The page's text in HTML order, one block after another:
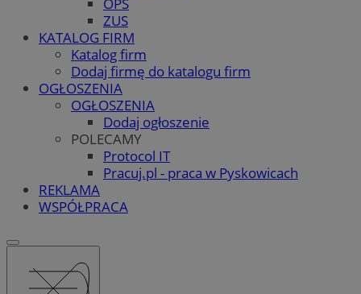
ZUS
KATALOG FIRM
Katalog firm
Dodaj firmę do katalogu firm
OGŁOSZENIA
OGŁOSZENIA
Dodaj ogłoszenie
POLECAMY
Protocol IT
Pracuj.pl - praca w Pyskowicach
REKLAMA
WSPÓŁPRACA